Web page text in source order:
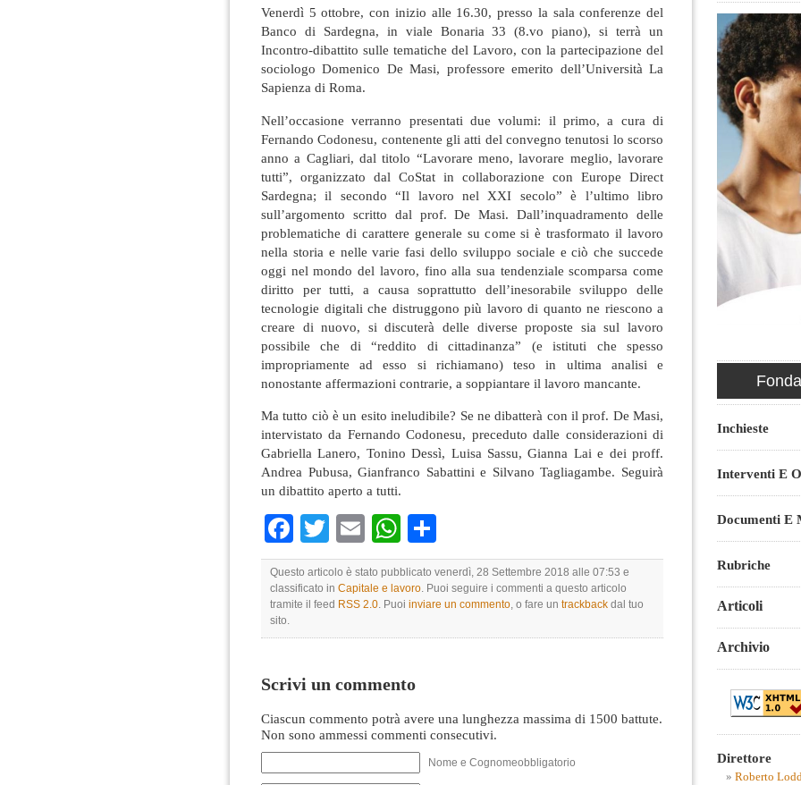
Venerdì 5 ottobre, con inizio alle 16.30, presso la sala conferenze del
Banco di Sardegna, in viale Bonaria 33 (8.vo piano), si terrà un
Incontro-dibattito sulle tematiche del Lavoro, con la partecipazione del
sociologo Domenico De Masi, professore emerito dell’Università La
Sapienza di Roma.
Nell’occasione verranno presentati due volumi: il primo, a cura di
Fernando Codonesu, contenente gli atti del convegno tenutosi lo scorso
anno a Cagliari, dal titolo “Lavorare meno, lavorare meglio, lavorare
tutti”, organizzato dal CoStat in collaborazione con Europe Direct
Sardegna; il secondo “Il lavoro nel XXI secolo” è l’ultimo libro
sull’argomento scritto dal prof. De Masi. Dall’inquadramento delle
problematiche di carattere generale su come si è trasformato il lavoro
nella storia e nelle varie fasi dello sviluppo sociale e ciò che succede
oggi nel mondo del lavoro, fino alla sua tendenziale scomparsa come
diritto per tutti, a causa soprattutto dell’inesorabile sviluppo delle
tecnologie digitali che distruggono più lavoro di quanto ne riescono a
creare di nuovo, si discuterà delle diverse proposte sia sul lavoro
possibile che di “reddito di cittadinanza” (e istituti che spesso
impropriamente ad esso si richiamano) teso in ultima analisi e
nonostante affermazioni contrarie, a soppiantare il lavoro mancante.
Ma tutto ciò è un esito ineludibile? Se ne dibatterà con il prof. De Masi,
intervistato da Fernando Codonesu, preceduto dalle considerazioni di
Gabriella Lanero, Tonino Dessì, Luisa Sassu, Gianna Lai e dei proff.
Andrea Pubusa, Gianfranco Sabattini e Silvano Tagliagambe. Seguirà
un dibattito aperto a tutti.
Facebook
TwitterEmailWhatsApp
Questo articolo è stato pubblicato venerdì, 28 Settembre 2018 alle 07:53 e
classificato in Capitale e lavoro. Puoi seguire i commenti a questo articolo
tramite il feed RSS 2.0. Puoi inviare un commento, o fare un trackback dal tuo
sito.
Scrivi un commento
Ciascun commento potrà avere una lunghezza massima di 1500 battute.
Non sono ammessi commenti consecutivi.
Nome e Cognomeobbligatorio
Inchieste
Interventi E
Documenti E
Rubriche
Articoli
Archivio
Direttore
Roberto